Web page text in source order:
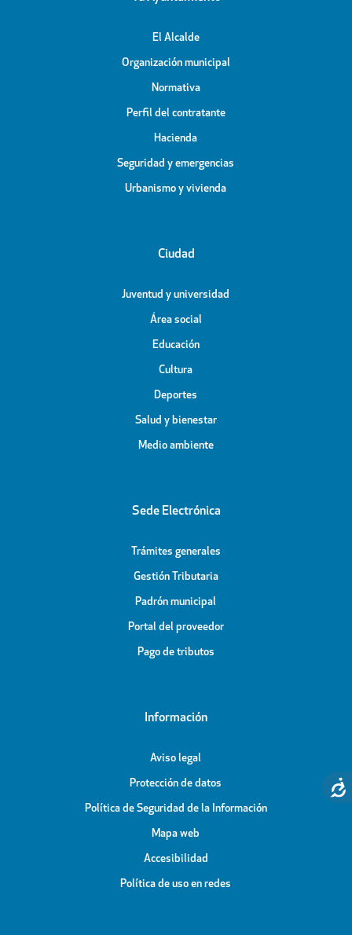
El Alcalde
Organización municipal
Normativa
Perfil del contratante
Hacienda
Seguridad y emergencias
Urbanismo y vivienda
Ciudad
Juventud y universidad
Área social
Educación
Cultura
Deportes
Salud y bienestar
Medio ambiente
Sede Electrónica
Trámites generales
Gestión Tributaria
Padrón municipal
Portal del proveedor
Pago de tributos
Información
Aviso legal
Protección de datos
Política de Seguridad de la Información
Mapa web
Accesibilidad
Política de uso en redes